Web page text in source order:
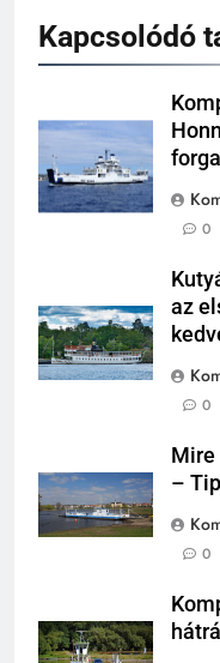
Kapcsolódó
0
az
0
–
0